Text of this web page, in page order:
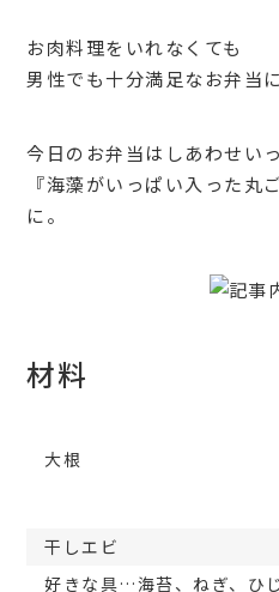
お肉料理をいれなくても
男性でも十分満足なお弁当
今日のお弁当はしあわせい
『海藻がいっぱい入った丸
に。
材料
大根
干しエビ
好きな具…海苔、ねぎ、ひじ